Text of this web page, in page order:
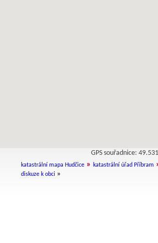
GPS souřadnice:
katastrální mapa Hudčice » katastrální úřad Příbram
diskuze k obci »